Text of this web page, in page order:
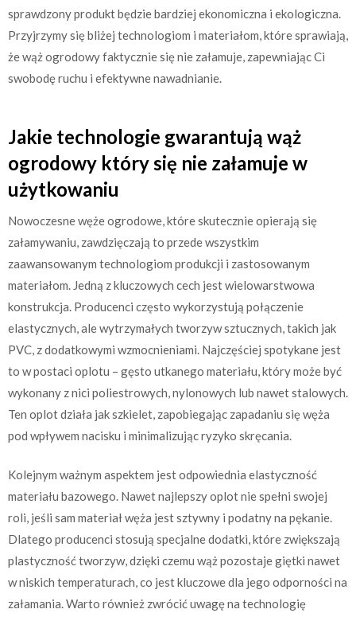
sprawdzony produkt będzie bardziej ekonomiczna i ekologiczna.
Przyjrzymy się bliżej technologiom i materiałom, które sprawiają,
że wąż ogrodowy faktycznie się nie załamuje, zapewniając Ci
swobodę ruchu i efektywne nawadnianie.
Jakie technologie gwarantują wąż
ogrodowy który się nie załamuje w
użytkowaniu
Nowoczesne węże ogrodowe, które skutecznie opierają się
załamywaniu, zawdzięczają to przede wszystkim
zaawansowanym technologiom produkcji i zastosowanym
materiałom. Jedną z kluczowych cech jest wielowarstwowa
konstrukcja. Producenci często wykorzystują połączenie
elastycznych, ale wytrzymałych tworzyw sztucznych, takich jak
PVC, z dodatkowymi wzmocnieniami. Najczęściej spotykane jest
to w postaci oplotu – gęsto utkanego materiału, który może być
wykonany z nici poliestrowych, nylonowych lub nawet stalowych.
Ten oplot działa jak szkielet, zapobiegając zapadaniu się węża
pod wpływem nacisku i minimalizując ryzyko skręcania.
Kolejnym ważnym aspektem jest odpowiednia elastyczność
materiału bazowego. Nawet najlepszy oplot nie spełni swojej
roli, jeśli sam materiał węża jest sztywny i podatny na pękanie.
Dlatego producenci stosują specjalne dodatki, które zwiększają
plastyczność tworzyw, dzięki czemu wąż pozostaje giętki nawet
w niskich temperaturach, co jest kluczowe dla jego odporności na
załamania. Warto również zwrócić uwagę na technologię